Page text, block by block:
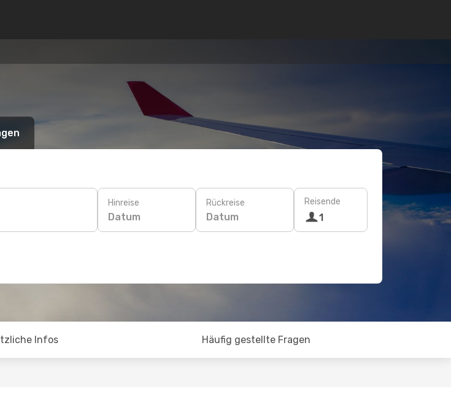
Hinreise
Datum
Rückreise
Datum
Reisende
1
Infos Häufig gestellte Fragen